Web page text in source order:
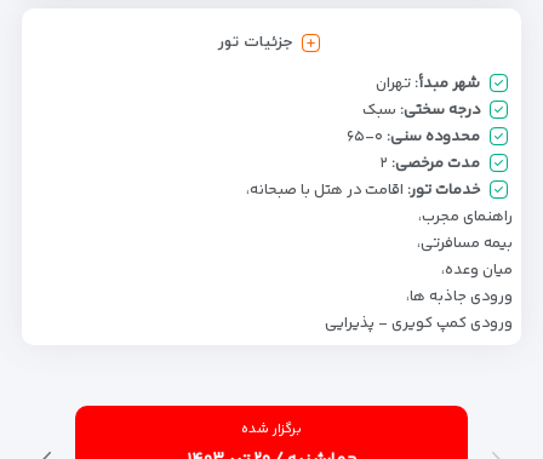
جزئیات تور
شهر مبدأ: تهران
درجه سختی: سبک
محدوده سنی: ۰-۶۵
مدت مرخصی: ۲
خدمات تور: اقامت در هتل با صبحانه،
راهنمای مجرب،
بیمه مسافرتی،
میان وعده،
ورودی جاذبه ها،
ورودی کمپ کویری - پذیرایی
برگزار شده